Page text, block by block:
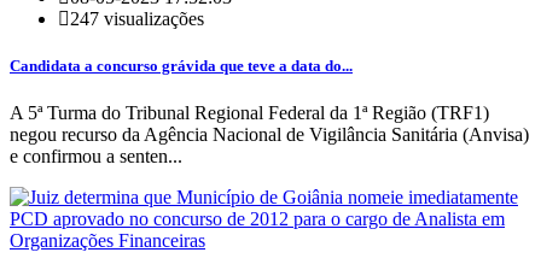
247 visualizações
Candidata a concurso grávida que teve a data do...
A 5ª Turma do Tribunal Regional Federal da 1ª Região (TRF1)
negou recurso da Agência Nacional de Vigilância Sanitária (Anvisa)
e confirmou a senten...